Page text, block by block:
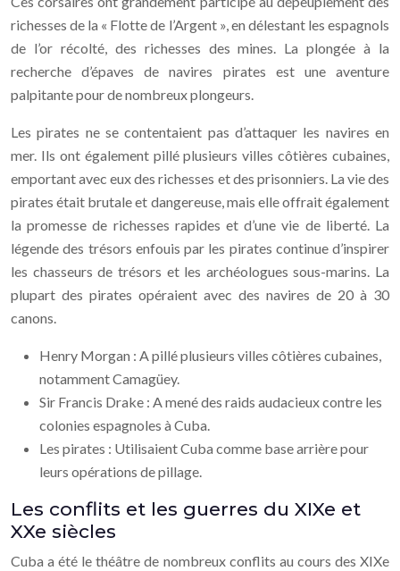
richesses de la « Flotte de l’Argent », en délestant les espagnols
de l’or récolté, des richesses des mines. La plongée à la
recherche d’épaves de navires pirates est une aventure
palpitante pour de nombreux plongeurs.
Les pirates ne se contentaient pas d’attaquer les navires en
mer. Ils ont également pillé plusieurs villes côtières cubaines,
emportant avec eux des richesses et des prisonniers. La vie des
pirates était brutale et dangereuse, mais elle offrait également
la promesse de richesses rapides et d’une vie de liberté. La
légende des trésors enfouis par les pirates continue d’inspirer
les chasseurs de trésors et les archéologues sous-marins. La
plupart des pirates opéraient avec des navires de 20 à 30
canons.
Henry Morgan : A pillé plusieurs villes côtières cubaines,
notamment Camagüey.
Sir Francis Drake : A mené des raids audacieux contre les
colonies espagnoles à Cuba.
Les pirates : Utilisaient Cuba comme base arrière pour
leurs opérations de pillage.
Les conflits et les guerres du XIXe et
XXe siècles
Cuba a été le théâtre de nombreux conflits au cours des XIXe